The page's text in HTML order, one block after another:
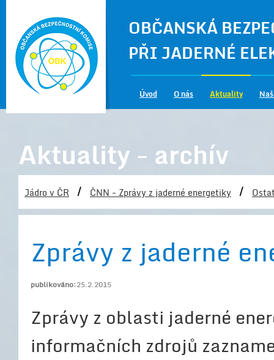
OBČANSKÁ
PŘI JADERNÉ
Úvod O nás Aktuality
Aktuality - archív
Jádro v ČR / ČNN - Zprávy z jaderné energetiky /
Zprávy z jaderné
publikováno:25.2.2015
Zprávy z oblasti jaderné
informačních zdrojů